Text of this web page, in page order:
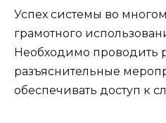
Успех системы во
грамотного
Необходимо проводить
разъяснительные
обеспечивать доступ к